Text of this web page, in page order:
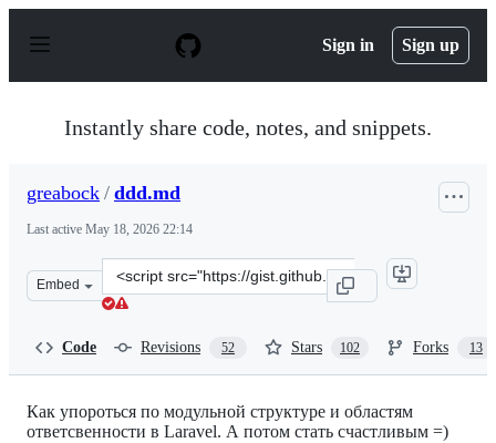
p
Sign in Sign up
Instantly share code, notes, and snippets.
greabock / ddd.md
Last active May 18, 2026 22:14
Embed
Clone
this
Code Revisions 52 Stars 102 Forks 13
Как упороться по модульной структуре и областям
ответсвенности в Laravel. А потом стать счастливым =)